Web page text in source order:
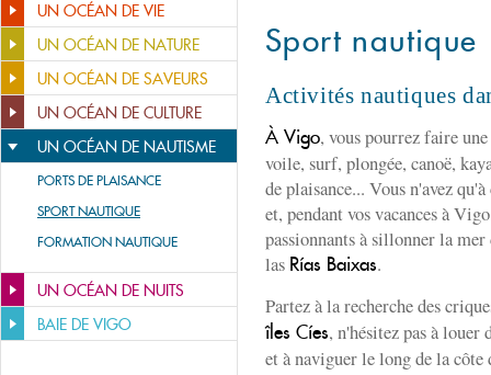
UN OCÉAN DE VIE
UN OCÉAN DE NATURE
UN OCÉAN DE SAVEURS
UN OCÉAN DE CULTURE
UN OCÉAN DE NAUTISME
PORTS DE PLAISANCE
SPORT NAUTIQUE
FORMATION NAUTIQUE
UN OCÉAN DE NUITS
BAIE DE VIGO
Sport nautique
Activités nautiques
À Vigo, vous pourrez faire
voile, surf, plongée, canoë,
de plaisance... Vous n'avez
et, pendant vos vacances à
passionnants à sillonner la
las Rías Baixas.
Partez à la recherche des
îles Cíes, n'hésitez pas à louer
et à naviguer le long de la